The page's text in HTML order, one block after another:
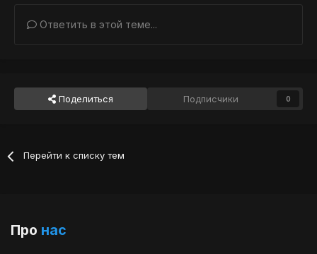
Ответить в этой теме...
Поделиться Подписчики 0
Перейти к списку тем
Про нас